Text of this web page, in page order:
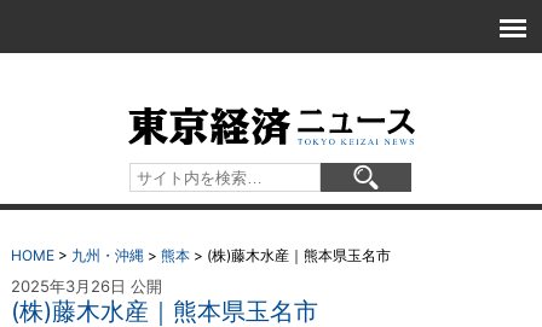
HOME> 九州・沖縄> 熊本> (株)藤木水産｜熊本県玉名市
2025年3月26日 公開
(株)藤木水産｜熊本県玉名市